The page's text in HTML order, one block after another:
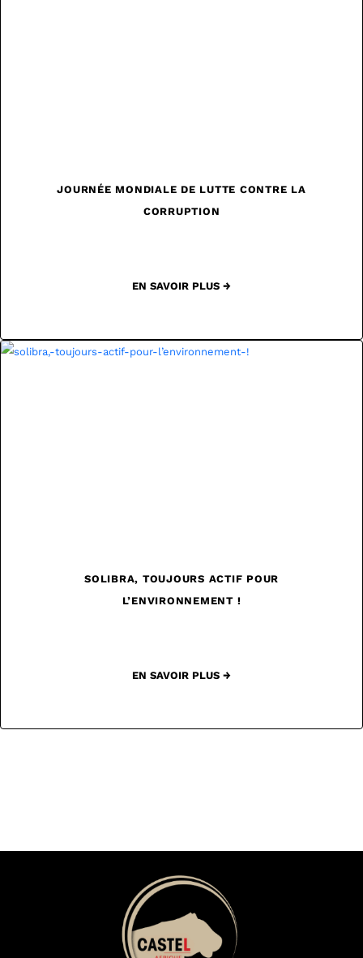
JOURNÉE MONDIALE DE LUTTE CONTRE LA
CORRUPTION
EN SAVOIR PLUS →
SOLIBRA, TOUJOURS ACTIF POUR
L’ENVIRONNEMENT !
EN SAVOIR PLUS →